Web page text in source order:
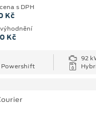
s DPH
Kč
Kč
92
Powershift